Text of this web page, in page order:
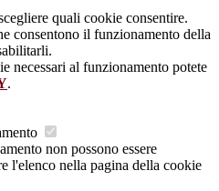
quali cookie consentire.
consentono il funzionamento della
necessari al funzionamento potete
.
non possono essere
l'elenco nella pagina della cookie